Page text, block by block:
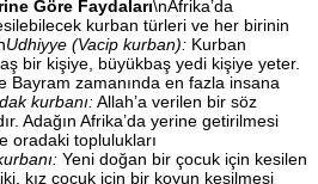
Göre Faydaları\nAfrika’da
kurban türleri ve her birinin
Udhiyye (Vacip kurban): Kurban
bir kişiye, büyükbaş yedi kişiye yeter.
Bayram zamanında en fazla insana
kurbanı:Allah’a verilen bir söz
Adağın Afrika’da yerine getirilmesi
oradaki toplulukları
Yeni doğan bir çocuk için kesilen
kız çocuk için bir koyun kesilmesi